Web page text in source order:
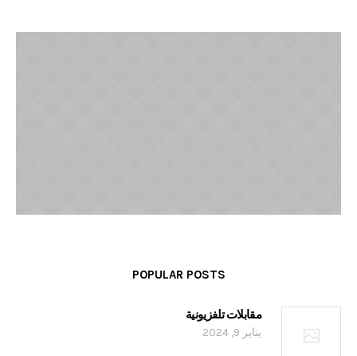
POPULAR POSTS
مقابلات تلفزيونية
يناير 9, 2024